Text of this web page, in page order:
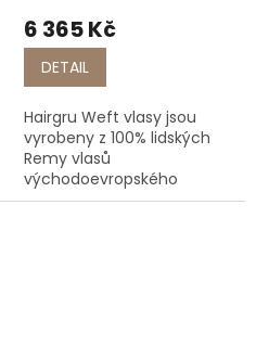
6 365 Kč
DETAIL
Hairgru Weft vlasy jsou
vyrobeny z 100% lidských
Remy vlasů
východoevropského
původu, což zaručuje